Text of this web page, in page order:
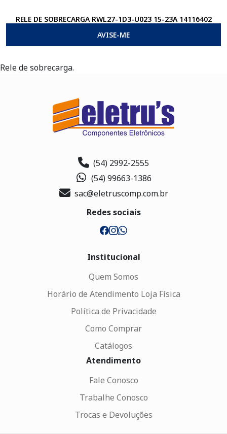
RELE DE SOBRECARGA RWL27-1D3-U023 15-23A 14116402
AVISE-ME
Rele de sobrecarga.
(54) 2992-2555
(54) 99663-1386
sac@eletruscomp.com.br
Redes sociais
Institucional
Quem Somos
Horário de Atendimento Loja Física
Política de Privacidade
Como Comprar
Catálogos
Atendimento
Fale Conosco
Trabalhe Conosco
Trocas e Devoluções